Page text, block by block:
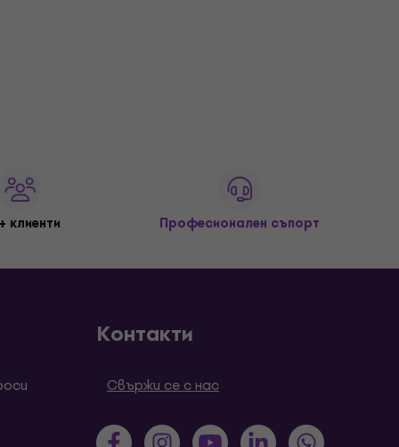
клиенти Професионален съпорт
Контакти
Свържи се с нас